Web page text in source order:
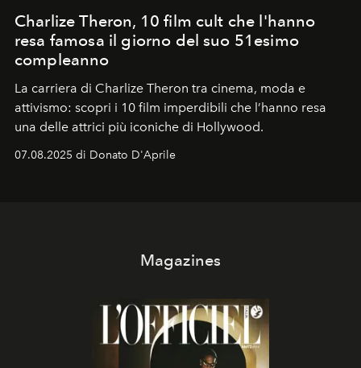
Charlize Theron, 10 film cult che l'hanno
resa famosa il giorno del suo 51esimo
compleanno
La carriera di Charlize Theron tra cinema, moda e
attivismo: scopri i 10 film imperdibili che l’hanno resa
una delle attrici più iconiche di Hollywood.
07.08.2025 di Donato D'Aprile
Magazines